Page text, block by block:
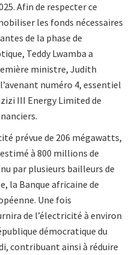
Afin de respecter ce
les fonds nécessaires
de la phase de
Teddy Lwamba a
ministre, Judith
numéro 4, essentiel
III Energy Limited de
prévue de 206 mégawatts,
à 800 millions de
par plusieurs bailleurs de
la Banque africaine de
Une fois
de l’électricité à environ
démocratique du
contribuant ainsi à réduire